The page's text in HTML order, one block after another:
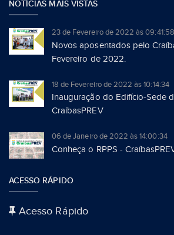
NOTÍCIAS MAIS VISTAS
23 de Fevereiro de 2022 às 09:41:58
Novos aposentados pelo
Fevereiro de 2022.
18 de Fevereiro de 2022 às 10:14:34
Inauguração do Edifício-Sede
CraíbasPREV
06 de Janeiro de 2022 às 14:00:34
Conheça o RPPS -
ACESSO RÁPIDO
Acesso Rápido